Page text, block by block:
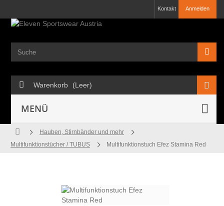
Anmelden
Kontakt
Warenkorb (Leer)
MENÜ
Hauben, Stirnbänder und mehr
Multifunktionstücher / TUBUS
Multifunktionstuch Efez Stamina Red